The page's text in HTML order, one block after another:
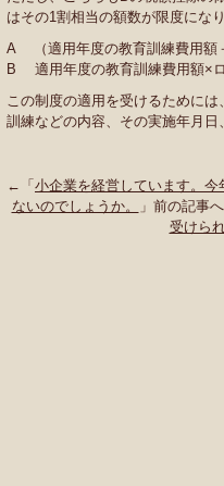
はその1割相当の額数が限度になり
A （適用年度の教育訓練費用額
B 適用年度の教育訓練費用額×
この制度の適用を受けるために
訓練などの内容、その実施年月日
←「 小企業を経営しています。
ないのでしょうか。
」前の記
受けら